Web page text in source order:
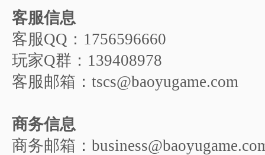
客服信息
客服QQ：1756596660
玩家Q群：139408978
客服邮箱：tscs@baoyugame.com
商务信息
商务邮箱：